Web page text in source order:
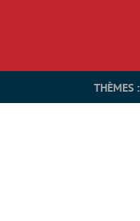
THÈMES :